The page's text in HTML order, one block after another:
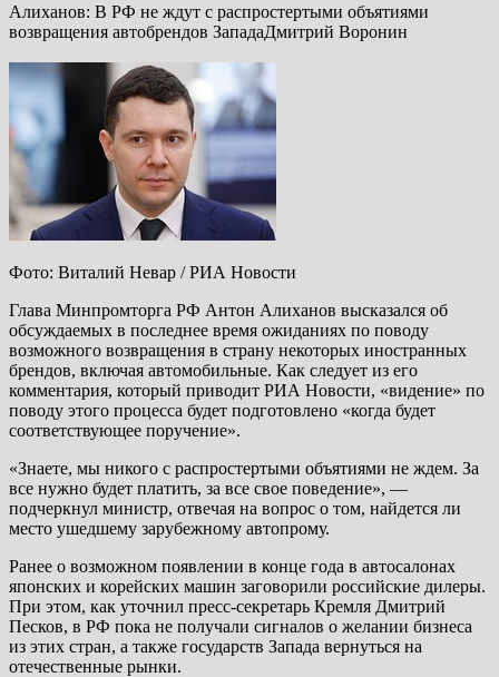
Алиханов: В РФ не ждут с распростертыми объятиями
возвращения автобрендов ЗападаДмитрий Воронин
Фото: Виталий Невар / РИА Новости
Глава Минпромторга РФ Антон Алиханов высказался об
обсуждаемых в последнее время ожиданиях по поводу
возможного возвращения в страну некоторых иностранных
брендов, включая автомобильные. Как следует из его
комментария, который приводит РИА Новости, «видение» по
поводу этого процесса будет подготовлено «когда будет
соответствующее поручение».
«Знаете, мы никого с распростертыми объятиями не ждем. За
все нужно будет платить, за все свое поведение», —
подчеркнул министр, отвечая на вопрос о том, найдется ли
место ушедшему зарубежному автопрому.
Ранее о возможном появлении в конце года в автосалонах
японских и корейских машин заговорили российские дилеры.
При этом, как уточнил пресс-секретарь Кремля Дмитрий
Песков, в РФ пока не получали сигналов о желании бизнеса
из этих стран, а также государств Запада вернуться на
отечественные рынки.